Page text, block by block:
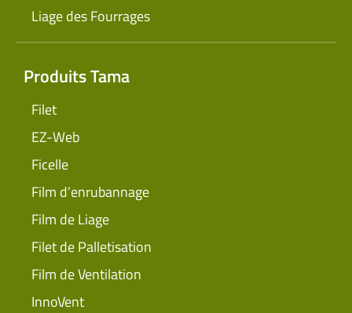
Liage des Fourrages
Produits Tama
Filet
EZ-Web
Ficelle
Film d’enrubannage
Film de Liage
Filet de Palletisation
Film de Ventilation
InnoVent